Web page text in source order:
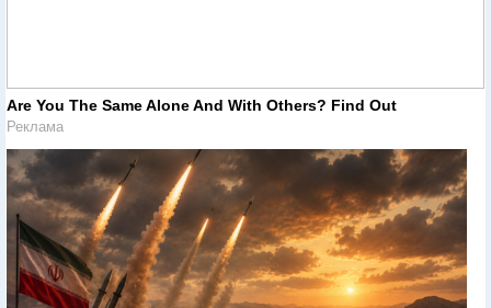
Are You The Same Alone And With Others? Find Out
Реклама